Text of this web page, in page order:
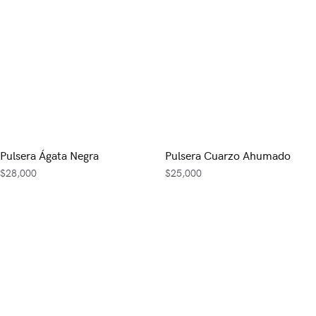
Pulsera Ágata Negra
$28,000
Pulsera Cuarzo Ahumado
$25,000